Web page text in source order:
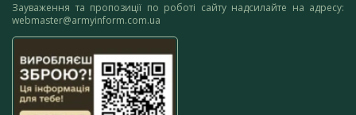
Зауваження та пропозиції по роботі сайту надсилайте на адресу:
webmaster@armyinform.com.ua